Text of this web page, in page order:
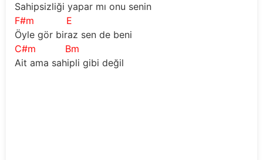
Sahipsizliği yapar mı onu senin
F#m
E
Öyle gör biraz sen de beni
C#m
Bm
Ait ama sahipli gibi değil